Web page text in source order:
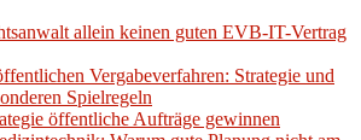
allein keinen guten EVB-IT-Vertrag
Vergabeverfahren: Strategie und
Spielregeln
öffentliche Aufträge gewinnen